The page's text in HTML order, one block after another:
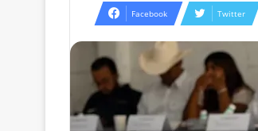
Facebook Twitter